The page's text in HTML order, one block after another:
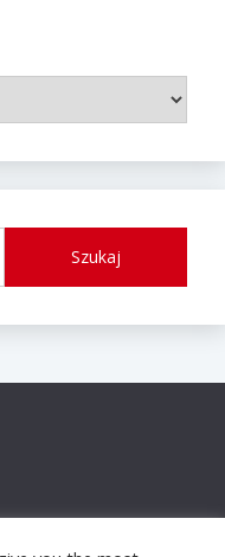
Szukaj